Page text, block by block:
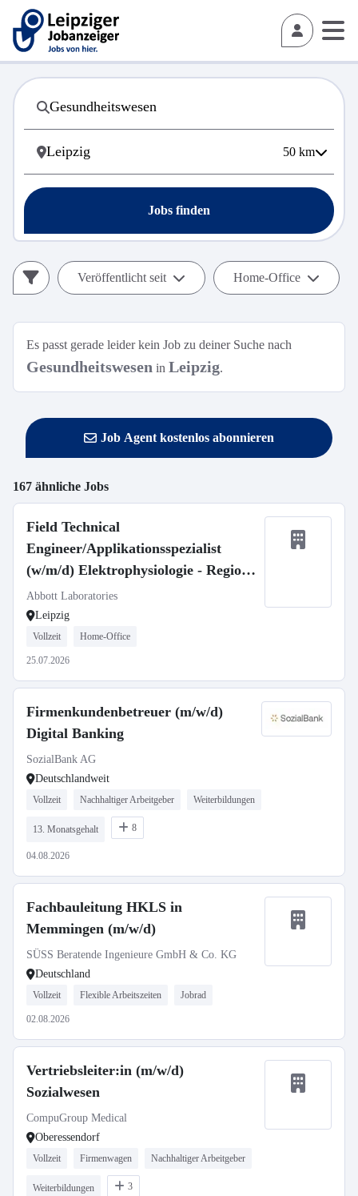
50 km
Jobs finden
Veröffentlicht seit Home-Office
Es passt gerade leider kein Job zu deiner Suche nach
Gesundheitswesen in Leipzig.
Job Agent kostenlos abonnieren
167 ähnliche Jobs
Field Technical
Engineer/Applikationsspezialist
(w/m/d) Elektrophysiologie - Region
Leipzig/Halle
Abbott Laboratories
Leipzig
Vollzeit Home-Office
25.07.2026
Firmenkundenbetreuer (m/w/d)
Digital Banking
SozialBank AG
Deutschlandweit
Vollzeit Nachhaltiger Arbeitgeber Weiterbildungen
13. Monatsgehalt 8
04.08.2026
Fachbauleitung HKLS in
Memmingen (m/w/d)
SÜSS Beratende Ingenieure GmbH & Co. KG
Deutschland
Vollzeit Flexible Arbeitszeiten Jobrad
02.08.2026
Vertriebsleiter:in (m/w/d)
Sozialwesen
CompuGroup Medical
Oberessendorf
Vollzeit Firmenwagen Nachhaltiger Arbeitgeber
Weiterbildungen 3